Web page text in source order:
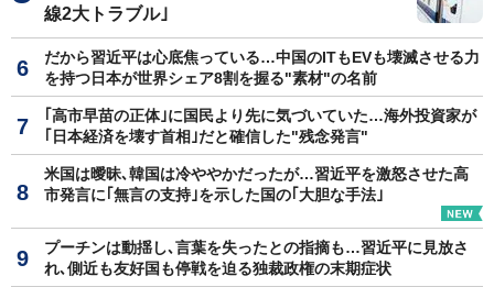
線2大トラブル｣
だから習近平は心底焦っている…中国のITもEVも壊滅させる力
を持つ日本が世界シェア8割を握る"素材"の名前
｢高市早苗の正体｣に国民より先に気づいていた…海外投資家が
｢日本経済を壊す首相｣だと確信した"残念発言"
米国は曖昧､韓国は冷ややかだったが…習近平を激怒させた高
市発言に｢無言の支持｣を示した国の｢大胆な手法｣
プーチンは動揺し､言葉を失ったとの指摘も…習近平に見放さ
れ､側近も友好国も停戦を迫る独裁政権の末期症状